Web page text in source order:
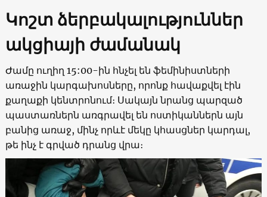
Կոշտ ձերբակալություններ
ակցիայի ժամանակ
Ժամը ուղիղ 15:00-ին հնչել են ֆեմինիստների
առաջին կարգախոսները, որոնք հավաքվել էին
քաղաքի կենտրոնում։ Սակայն նրանց պարզած
պաստառներն առգրավել են ոստիկաններն այն
բանից առաջ, մինչ որևէ մեկը կհասցներ կարդալ,
թե ինչ է գրված դրանց վրա։